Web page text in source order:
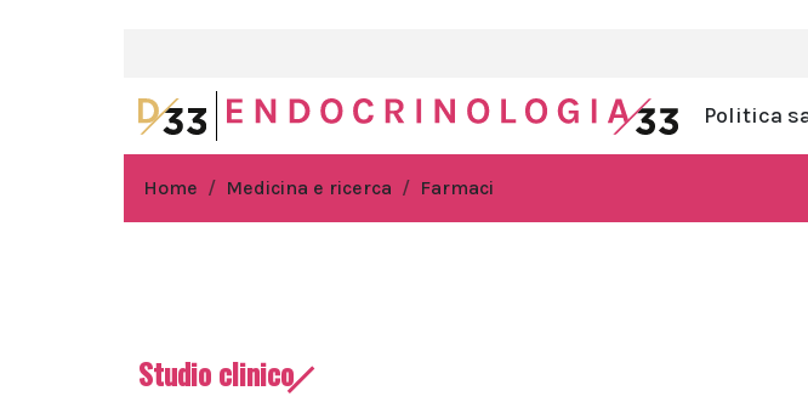
Politica
Home Medicina e ricerca Farmaci
Studio clinico